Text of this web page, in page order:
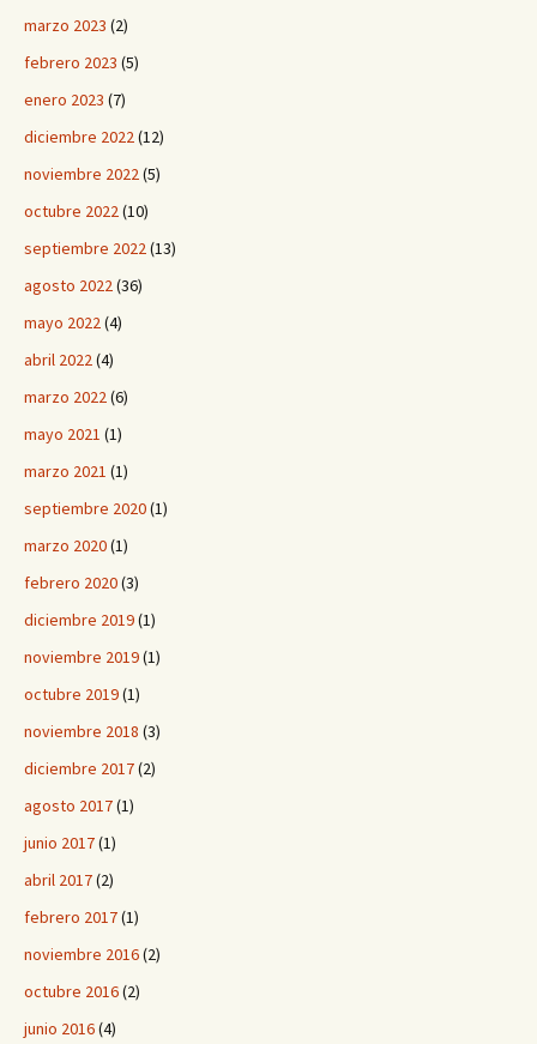
marzo 2023 (2)
febrero 2023 (5)
enero 2023 (7)
diciembre 2022(12)
noviembre 2022(5)
octubre 2022(10)
septiembre 2022(13)
agosto 2022(36)
mayo 2022(4)
abril 2022(4)
marzo 2022(6)
mayo 2021 (1)
marzo 2021 (1)
septiembre 2020(1)
marzo 2020(1)
febrero 2020(3)
diciembre 2019(1)
noviembre 2019(1)
octubre 2019(1)
noviembre 2018 (3)
diciembre 2017(2)
agosto 2017(1)
junio 2017(1)
abril 2017(2)
febrero 2017(1)
noviembre 2016(2)
octubre 2016(2)
junio 2016(4)